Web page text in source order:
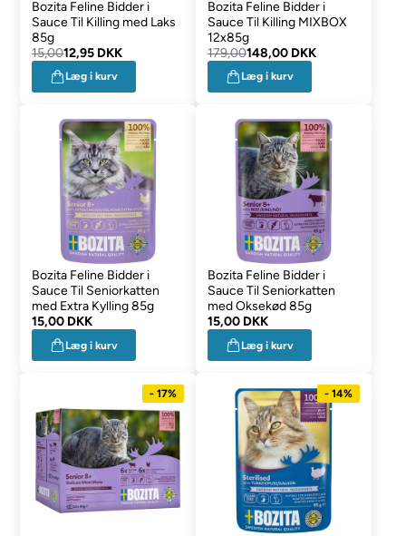
Bozita Feline Bidder i
Sauce Til Killing med Laks
85g
15,0012,95 DKK
Læg i kurv
Bozita Feline Bidder i
Sauce Til Killing MIXBOX
12x85g
179,00148,00 DKK
Læg i kurv
Bozita Feline Bidder i
Sauce Til Seniorkatten
med Extra Kylling 85g
15,00 DKK
Læg i kurv
Bozita Feline Bidder i
Sauce Til Seniorkatten
med Oksekød 85g
15,00 DKK
Læg i kurv
- 17% - 14%